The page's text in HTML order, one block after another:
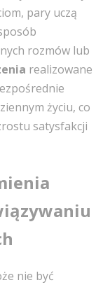
pary uczą
rozmów lub
realizowane
życiu, co
satysfakcji
nie być